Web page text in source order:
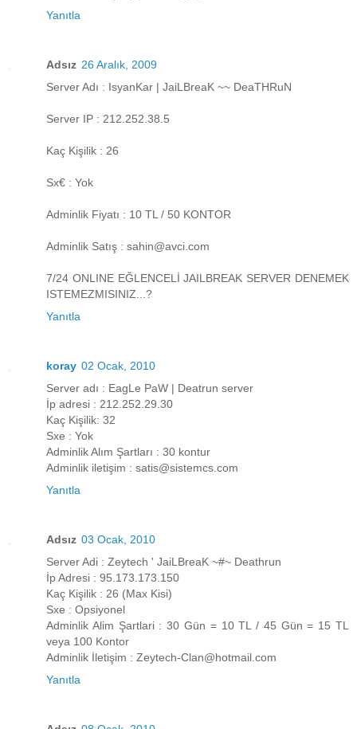
Yanıtla
Adsız 26 Aralık, 2009
Server Adı : IsyanKar | JaiLBreaK ~~ DeaTHRuN
Server IP : 212.252.38.5
Kaç Kişilik : 26
Sx€ : Yok
Adminlik Fiyatı : 10 TL / 50 KONTOR
Adminlik Satış : sahin@avci.com
7/24 ONLINE EĞLENCELİ JAILBREAK SERVER DENEMEK
ISTEMEZMISINIZ...?
Yanıtla
koray 02 Ocak, 2010
Server adı : EagLe PaW | Deatrun server
İp adresi : 212.252.29.30
Kaç Kişilik: 32
Sxe : Yok
Adminlik Alım Şartları : 30 kontur
Adminlik iletişim : satis@sistemcs.com
Yanıtla
Adsız 03 Ocak, 2010
Server Adi : Zeytech ' JaiLBreaK ~#~ Deathrun
İp Adresi : 95.173.173.150
Kaç Kişilik : 26 (Max Kisi)
Sxe : Opsiyonel
Adminlik Alim Şartlari : 30 Gün = 10 TL / 45 Gün = 15 TL
veya 100 Kontor
Adminlik İletişim : Zeytech-Clan@hotmail.com
Yanıtla